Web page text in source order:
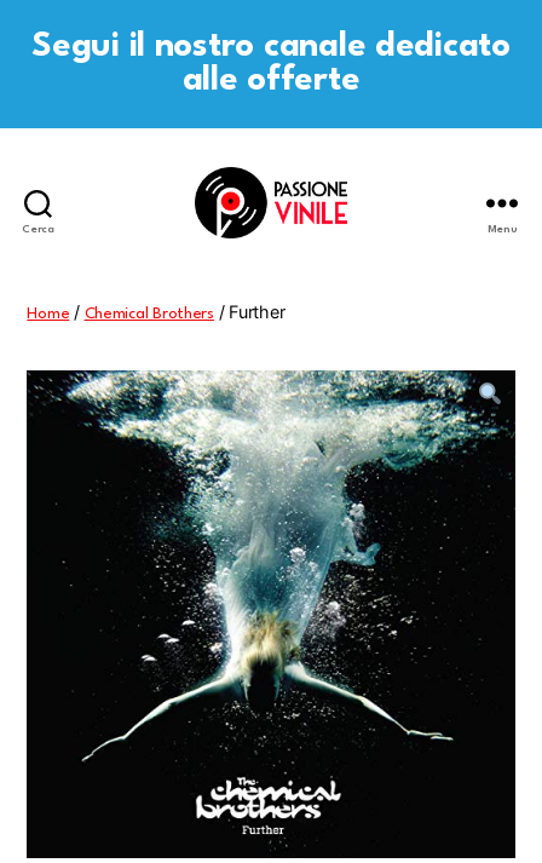
Segui il nostro canale dedicato
alle offerte
Cerca Menu
Home / Chemical Brothers / Further